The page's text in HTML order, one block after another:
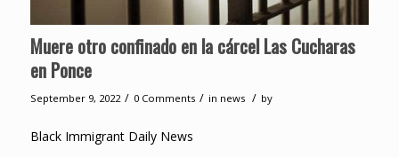
Muere otro confinado en la cárcel Las Cucharas
en Ponce
September 9, 2022 / 0 Comments / in news / by
Black Immigrant Daily News